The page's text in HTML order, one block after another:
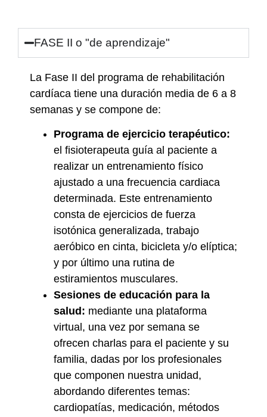
FASE II o "de aprendizaje"
La Fase II del programa de rehabilitación
cardíaca tiene una duración media de 6 a 8
semanas y se compone de:
Programa de ejercicio terapéutico:
el fisioterapeuta guía al paciente a
realizar un entrenamiento físico
ajustado a una frecuencia cardiaca
determinada. Este entrenamiento
consta de ejercicios de fuerza
isotónica generalizada, trabajo
aeróbico en cinta, bicicleta y/o elíptica;
y por último una rutina de
estiramientos musculares.
Sesiones de educación para la
salud: mediante una plataforma
virtual, una vez por semana se
ofrecen charlas para el paciente y su
familia, dadas por los profesionales
que componen nuestra unidad,
abordando diferentes temas:
cardiopatías, medicación, métodos